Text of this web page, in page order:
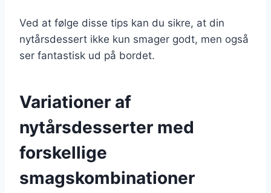
Ved at følge disse tips kan du sikre, at din
nytårsdessert ikke kun smager godt, men også
ser fantastisk ud på bordet.
Variationer af
nytårsdesserter med
forskellige
smagskombinationer